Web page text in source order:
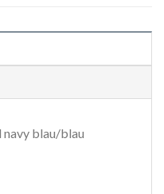
navy blau/blau